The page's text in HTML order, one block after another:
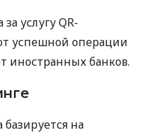
услугу QR-
успешной операции
иностранных банков.
на